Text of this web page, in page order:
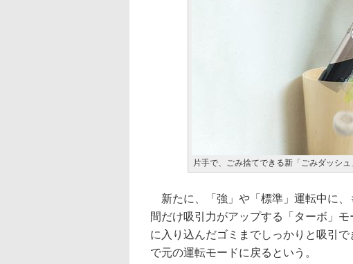
片手で、ごみ捨てできる新「ごみダッシ
新たに、「強」や「標準」運転中に
間だけ吸引力がアップする「ターボ」
に入り込んだゴミまでしっかりと吸引
で元の運転モードに戻るという。